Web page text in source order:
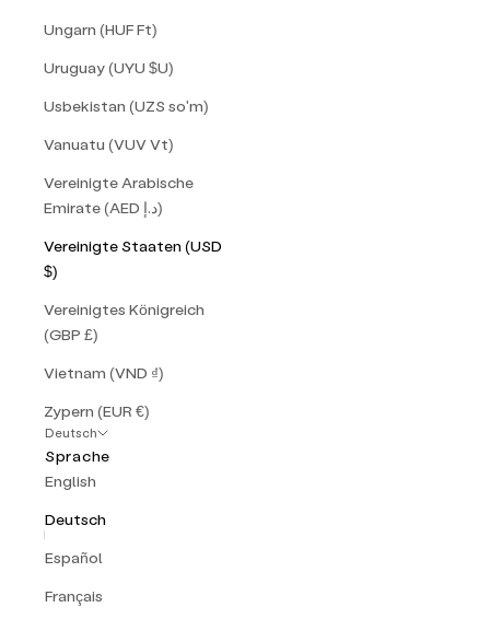
Ungarn (HUF Ft)
Uruguay (UYU $U)
Usbekistan (UZS so'm)
Vanuatu (VUV Vt)
Vereinigte Arabische
Emirate (AED د.إ)
Vereinigte Staaten (USD
$)
Vereinigtes Königreich
(GBP £)
Vietnam (VND ₫)
Zypern (EUR €)
Deutsch
Sprache
English
Deutsch
Español
Français